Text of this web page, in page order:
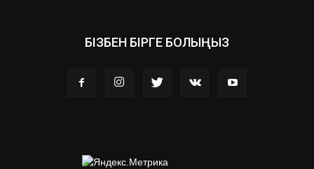
БІЗБЕН БІРГЕ БОЛЫҢЫЗ